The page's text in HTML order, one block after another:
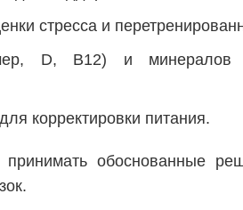
стресса и
D, B12) и
корректировки питания.
обоснованные